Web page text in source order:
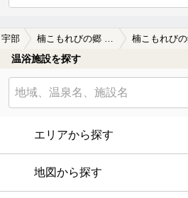
宇部
温浴施設を探す
エリアから探す
地図から探す